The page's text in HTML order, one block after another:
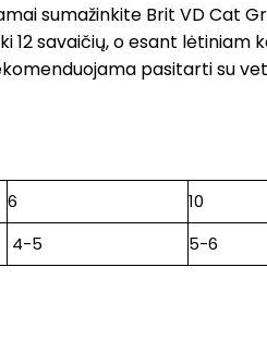
sumažinkite Brit VD Cat
12 savaičių, o esant lėtiniam
pasitarti su
6
10
4-5 5-6